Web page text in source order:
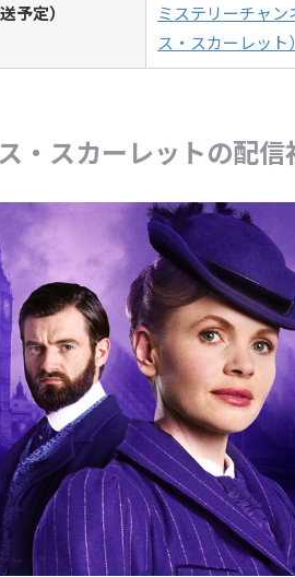
予定）
ミステリーチャ
ス・スカーレット）
・スカーレットの配信